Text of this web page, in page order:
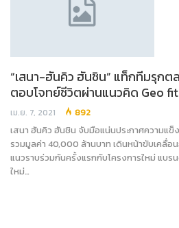
“เสนา-ฮันคิว ฮันชิน” แท็กทีมรุก
ตอบโจทย์ชีวิตผ่านแนวคิด Geo
เม.ย. 7, 2021 892
เสนา ฮันคิว ฮันชิน จับมือแน่นประกาศความแข็
รวมมูลค่า 40,000 ล้านบาท เดินหน้าขับเคลื่อ
แนวราบร่วมกันครั้งแรกกับโครงการใหม่ แบรน
ใหม่…